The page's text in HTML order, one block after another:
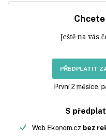
Ještě na vás
PŘEDPLATIT
První 2 měsíce,
S
Web Ekonom.cz bez